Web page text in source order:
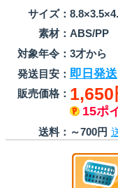
サイズ：
素材： ABS/PP
対象年令： 3才から
発送目安： 即日発送
販売価格： 1,650
15ポ
送料： ～700円